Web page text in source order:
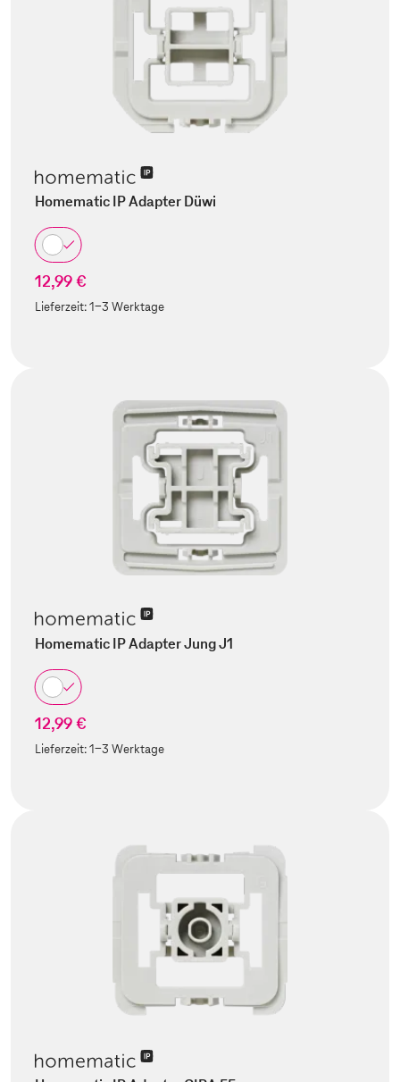
Homematic IP Adapter Düwi
12,99 €
Lieferzeit:1-3 Werktage
Homematic IP Adapter Jung J1
12,99 €
Lieferzeit:1-3 Werktage